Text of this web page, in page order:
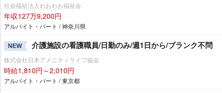
社会福祉法人わおわお福祉会
年収127万9,200円
アルバイト・パート / 神奈川県
NEW 介護施設の看護職員/日勤のみ/週1日から/ブランク不問
株式会社日本アメニティライフ協会
時給1,810円～2,010円
アルバイト・パート / 東京都